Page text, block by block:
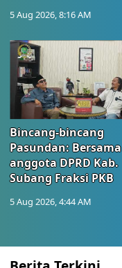
5 Aug 2026, 8:16 AM
Bincang-bincang
Pasundan: Bersama
anggota DPRD Kab.
Subang Fraksi PKB
5 Aug 2026, 4:44 AM